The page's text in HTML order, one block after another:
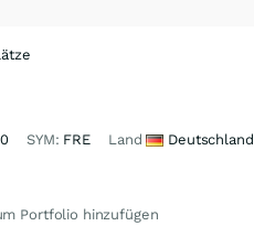
SYM: FRE Land Deutschland
Portfolio hinzufügen